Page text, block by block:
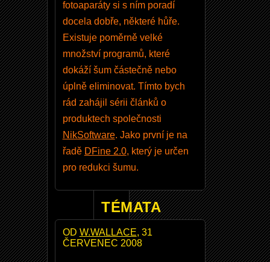
fotoaparáty si s ním poradí
docela dobře, některé hůře.
Existuje poměrně velké
množství programů, které
dokáží šum částečně nebo
úplně eliminovat. Tímto bych
rád zahájil sérii článků o
produktech společnosti
NikSoftware. Jako první je na
řadě DFine 2.0, který je určen
pro redukci šumu.
OD W.WALLACE, 31
ČERVENEC 2008
h
h
s
TÉMATA
N
i